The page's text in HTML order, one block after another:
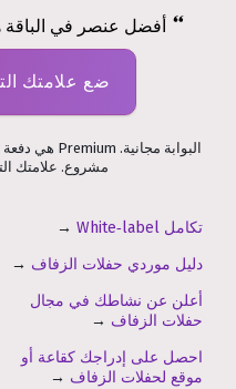
أفضل عنصر في الباقة
ضع علامتك
البوابة مجانية. Premium هي دفعة
مشروع. علامتك
تكامل White‑label
→
دليل موردي حفلات الزفاف →
أعلن عن نشاطك في مجال
حفلات الزفاف →
احصل على إدراجك كقاعة أو
موقع لحفلات الزفاف →